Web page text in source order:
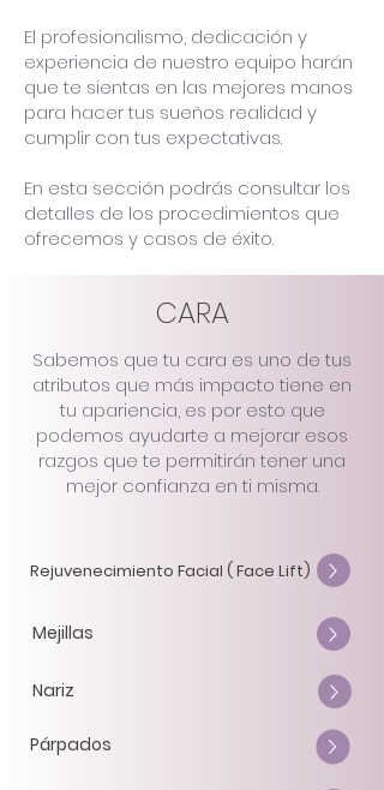
El profesionalismo, dedicación y
experiencia de nuestro equipo harán
que te sientas en las mejores manos
para hacer tus sueños realidad y
cumplir con tus expectativas.
En esta sección podrás consultar los
detalles de los procedimientos que
ofrecemos y casos de éxito.
CARA
Sabemos que tu cara es uno de tus
atributos que más impacto tiene en
tu apariencia, es por esto que
podemos ayudarte a mejorar esos
razgos que te permitirán tener una
mejor confianza en ti misma.
Rejuvenecimiento Facial ( Face Lift)
Mejillas
Nariz
Párpados